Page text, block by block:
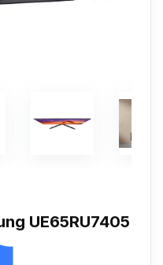
UE65RU7405